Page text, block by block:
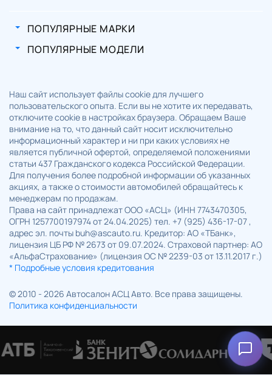
ПОПУЛЯРНЫЕ МАРКИ
ПОПУЛЯРНЫЕ МОДЕЛИ
Наш сайт использует файлы cookie для лучшего
пользовательского опыта. Если вы не хотите их передавать,
отключите cookie в настройках браузера. Обращаем Ваше
внимание на то, что данный сайт носит исключительно
информационный характер и ни при каких условиях не
является публичной офертой, определяемой положениями
статьи 437 Гражданского кодекса Российской Федерации.
Для получения более подробной информации об указанных
акциях, а также о стоимости автомобилей обращайтесь к
менеджерам по продажам.
Права на сайт принадлежат ООО «АСЦ» (ИНН 7743470305,
ОГРН 1257700197974 от 24.04.2025) тел. +7 (925) 436-17-07 ,
адрес эл. почты buh@ascauto.ru. Кредитор: АО «ТБанк»,
лицензия ЦБ РФ № 2673 от 09.07.2024. Страховой партнер: АО
«АльфаСтрахование» (лицензия ОС № 2239-03 от 13.11.2017 г.)
* Подробные условия кредитования
© 2010 - 2026 Автосалон АСЦ Авто. Все права защищены.
Политика конфиденциальности